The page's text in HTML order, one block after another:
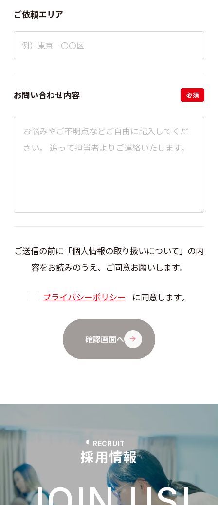
ご依頼エリア
お問い合わせ内容 必須
ご送信の前に「個人情報の取り扱いについて」の内
容をお読みのうえ、ご同意お願いします。
プライバシーポリシー に同意します。
確認画面へ
採用情報
RECRUIT